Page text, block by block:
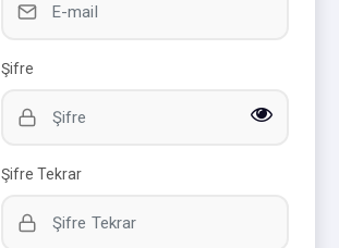
Şifre
Şifre Tekrar